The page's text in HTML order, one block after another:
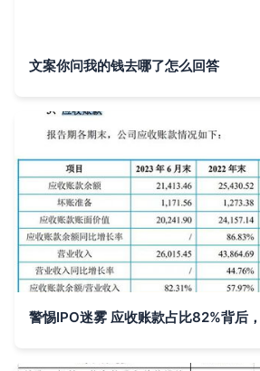
文案你问我的钱去哪了怎么回答